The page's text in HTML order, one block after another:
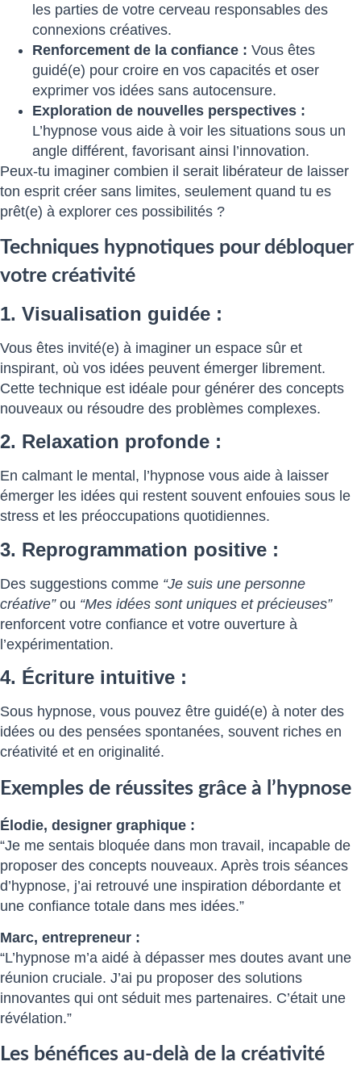
les parties de votre cerveau responsables des
connexions créatives.
Renforcement de la confiance : Vous êtes
guidé(e) pour croire en vos capacités et oser
exprimer vos idées sans autocensure.
Exploration de nouvelles perspectives :
L’hypnose vous aide à voir les situations sous un
angle différent, favorisant ainsi l’innovation.
Peux-tu imaginer combien il serait libérateur de laisser
ton esprit créer sans limites, seulement quand tu es
prêt(e) à explorer ces possibilités ?
Techniques hypnotiques pour débloquer
votre créativité
1. Visualisation guidée :
Vous êtes invité(e) à imaginer un espace sûr et
inspirant, où vos idées peuvent émerger librement.
Cette technique est idéale pour générer des concepts
nouveaux ou résoudre des problèmes complexes.
2. Relaxation profonde :
En calmant le mental, l’hypnose vous aide à laisser
émerger les idées qui restent souvent enfouies sous le
stress et les préoccupations quotidiennes.
3. Reprogrammation positive :
Des suggestions comme “Je suis une personne
créative”ou “Mes idées sont uniques et précieuses”
renforcent votre confiance et votre ouverture à
l’expérimentation.
4. Écriture intuitive :
Sous hypnose, vous pouvez être guidé(e) à noter des
idées ou des pensées spontanées, souvent riches en
créativité et en originalité.
Exemples de réussites grâce à l’hypnose
Élodie, designer graphique :
“Je me sentais bloquée dans mon travail, incapable de
proposer des concepts nouveaux. Après trois séances
d’hypnose, j’ai retrouvé une inspiration débordante et
une confiance totale dans mes idées.”
Marc, entrepreneur :
“L’hypnose m’a aidé à dépasser mes doutes avant une
réunion cruciale. J’ai pu proposer des solutions
innovantes qui ont séduit mes partenaires. C’était une
révélation.”
Les bénéfices au-delà de la créativité